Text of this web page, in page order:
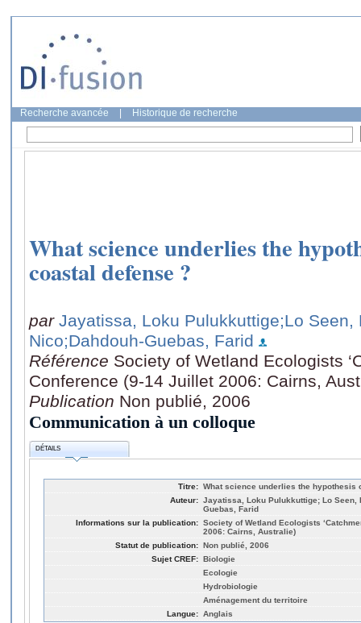
Recherche avancée Historique de recherche
What science underlies the
coastal defense ?
par Jayatissa, Loku Pulukkuttige;Lo Seen,
Nico;Dahdouh-Guebas, Farid
Référence Society of Wetland Ecologists
Conference (9-14 Juillet 2006: Cairns,
Publication Non publié, 2006
Communication à un colloque
DÉTAILS
Titre: What science underlies the hypothesis
Auteur: Jayatissa, Loku Pulukkuttige; Lo Seen,
Guebas, Farid
Informations sur la publication: Society of Wetland Ecologists
2006: Cairns, Australie)
Statut de publication: Non publié, 2006
Sujet CREF: Biologie
Ecologie
Hydrobiologie
Aménagement du territoire
Langue: Anglais